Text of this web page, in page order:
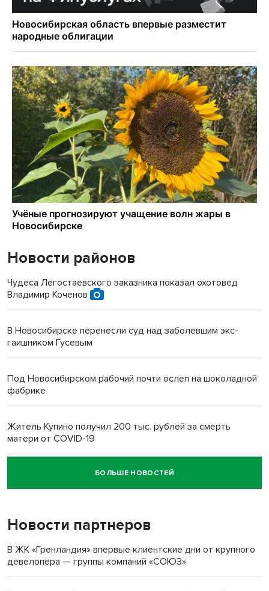
Новости районов
Чудеса Легостаевского заказника показал охотовед
Владимир Коченов
В Новосибирске перенесли суд над заболевшим экс-
гаишником Гусевым
Под Новосибирском рабочий почти ослеп на шоколадной
фабрике
Житель Купино получил 200 тыс. рублей за смерть
матери от COVID-19
Новосибирский суд наказал водителя за смерть
пенсионерки на вокзале
БОЛЬШЕ НОВОСТЕЙ
Новости партнеров
В ЖК «Гренландия» впервые клиентские дни от крупного
девелопера — группы компаний «СОЮЗ»